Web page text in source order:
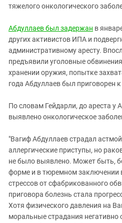
тяжелого онкологического
Абдуллаев был задержан в
других активистов ИПА и
административному аресту.
предъявили уголовные
хранении оружия, попытке
года Абдуллаев был приговорен
По словам Гейдарли, до ареста у
выявлено онкологическое
"Вагиф Абдуллаев страдал
аллергические приступы, но
не было выявлено. Может быть,
форме и в тюремном заключении
стрессов от сфабрикованного
приговора болезнь стала
Хотя физического давления на
моральные страдания негативно